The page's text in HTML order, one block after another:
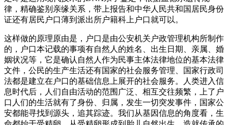
律，精确鉴别亲缘关系，带上报告和中华人民共和国居民身份
证还有居民户口薄到派出所户籍科上户口就可以。
这样做的原理原由是，户口是由公安机关户政管理机构所制作
的，户口本记载的事项有自然人的姓名、出生日期、亲属、婚
姻状况等，它是确认自然人作为民事主体法律地位的基本法律
文件，公民的生产生活还有国家的社会服务管理、国家行政司
法都是建立在户口的基础信息上展开的社会服务。人类进入信
息时代后，人们自由活动的范围广泛、相互交往频繁，上了户
口人们的生活就有了身份、归属，发生一切突发事件，国家公
安都能寻找到源头，追其踪迹。我们从基因信息的角度看，生